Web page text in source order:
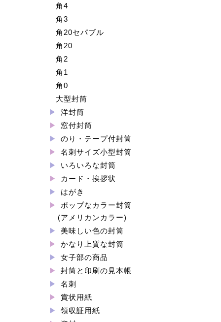
角4
角3
角20セパブル
角20
角2
角1
角0
大型封筒
洋封筒
窓付封筒
のり・テープ付封筒
名刺サイズ小型封筒
いろいろな封筒
カード・挨拶状
はがき
ポップなカラー封筒
(アメリカンカラー)
美味しい色の封筒
かなり上質な封筒
女子部の商品
封筒と印刷の見本帳
名刺
賞状用紙
領収証用紙